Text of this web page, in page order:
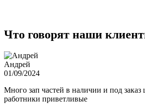
Что говорят наши
Андрей
01/09/2024
Много зап частей в наличии и под
работники приветливые